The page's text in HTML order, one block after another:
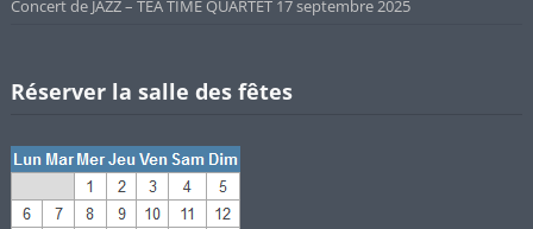
Concert de JAZZ – TEA TIME QUARTET 17 septembre 2025
Réserver la salle des fêtes